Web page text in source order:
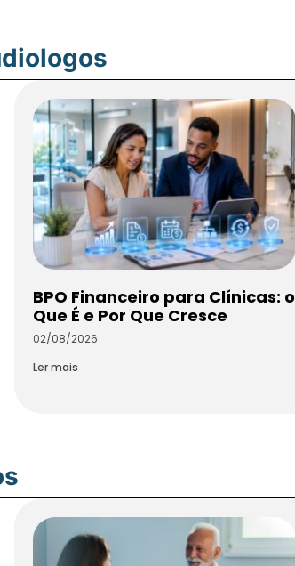
BPO Financeiro para Clínicas: o
Que É e Por Que Cresce
02/08/2026
Ler mais